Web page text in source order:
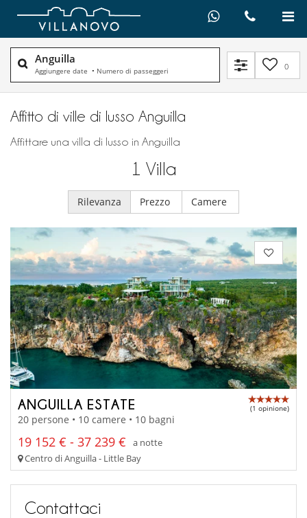
Anguilla
Aggiungere date • Numero di passeggeri 0
Affitto di ville di lusso Anguilla
Affittare una villa di lusso in Anguilla
1 Villa
Rilevanza Prezzo Camere
ANGUILLA ESTATE (1 opinione)
20 persone • 10 camere • 10 bagni
19 152 € - 37 239 €
a notte
Centro di Anguilla - Little Bay
Contattaci